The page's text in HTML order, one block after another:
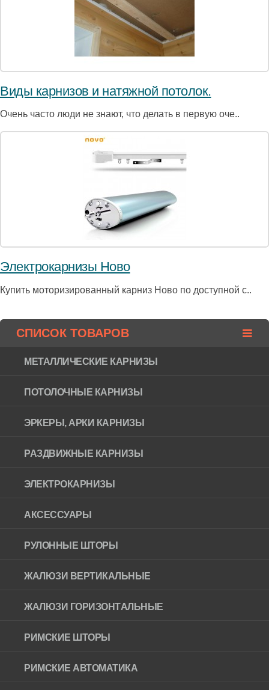
Виды карнизов и натяжной потолок.
Очень часто люди не знают, что делать в первую оче..
Электрокарнизы Ново
Купить моторизированный карниз Ново по доступной с..
СПИСОК ТОВАРОВ
МЕТАЛЛИЧЕСКИЕ КАРНИЗЫ
ПОТОЛОЧНЫЕ КАРНИЗЫ
ЭРКЕРЫ, АРКИ КАРНИЗЫ
РАЗДВИЖНЫЕ КАРНИЗЫ
ЭЛЕКТРОКАРНИЗЫ
АКСЕССУАРЫ
РУЛОННЫЕ ШТОРЫ
ЖАЛЮЗИ ВЕРТИКАЛЬНЫЕ
ЖАЛЮЗИ ГОРИЗОНТAЛЬНЫЕ
РИМСКИЕ ШТОРЫ
РИМСКИЕ АВТОМАТИКА